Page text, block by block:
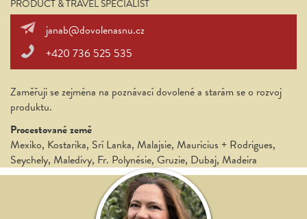
PRODUCT & TRAVEL SPECIALIST
janab@dovolenasnu.cz
+420 736 525 535
Zaměřuji se zejména na poznávací dovolené a starám se o rozvoj
produktu.
Procestované země
Mexiko, Kostarika, Srí Lanka, Malajsie, Mauricius + Rodrigues,
Seychely, Maledivy, Fr. Polynésie, Gruzie, Dubaj, Madeira